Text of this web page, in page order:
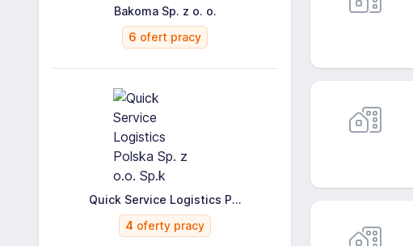
Bakoma Sp. z o. o.
6 ofert pracy
Quick Service Logistics P...
4 oferty pracy